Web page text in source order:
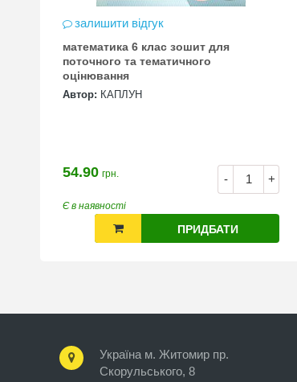
залишити відгук
математика 6 клас зошит для
поточного та тематичного
оцінювання
Автор: КАПЛУН
- +
54.90 грн.
Є в наявності
ПРИДБАТИ
Україна м. Житомир пр.
Скорульського, 8